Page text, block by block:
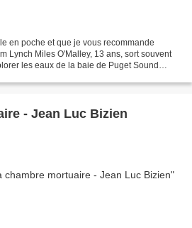
en poche et que je vous recommande
Lynch Miles O'Malley, 13 ans, sort souvent
les eaux de la baie de Puget Sound
- Jean Luc Bizien